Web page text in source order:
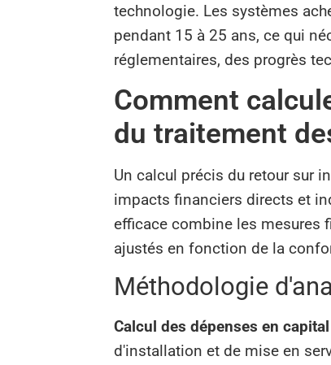
technologie. Les systèmes
pendant 15 à 25 ans, ce qui
réglementaires, des progrès
Comment
du traitement
Un calcul précis du retour sur
impacts financiers directs et
efficace combine les mesures
ajustés en fonction de la
Méthodologie
Calcul des dépenses en capital
d'installation et de mise en